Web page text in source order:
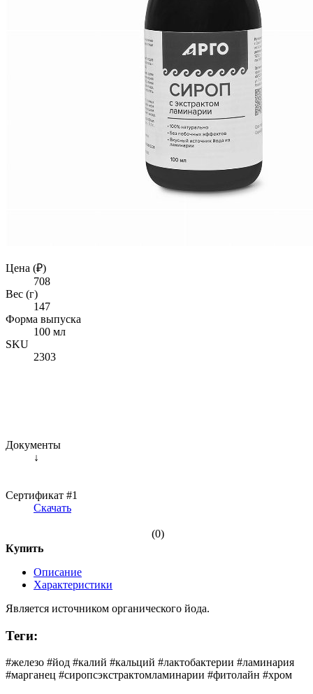
Цена (₽)
708
Вес (г)
147
Форма выпуска
100 мл
SKU
2303
Документы
↓
Сертификат #1
Скачать
(0)
Купить
Описание
Характеристики
Является источником органического йода.
Теги:
#железо #йод #калий #кальций #лактобактерии #ламинария
#марганец #сиропсэкстрактомламинарии #фитолайн #хром